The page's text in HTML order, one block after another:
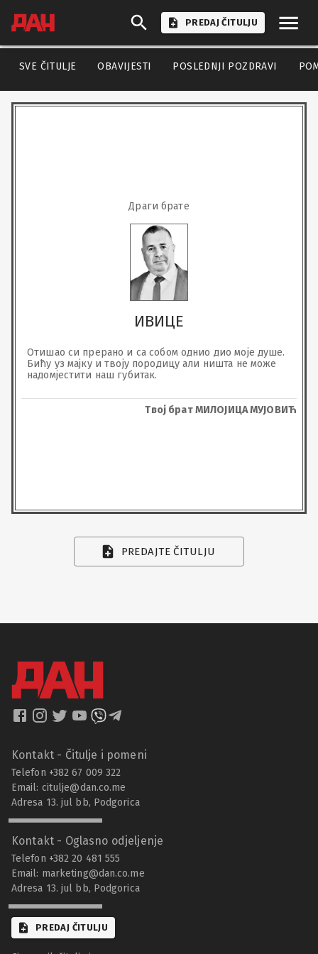
PREDAJ ČITULJU
SVE ČITULJE OBAVIJESTI POSLEDNJI POZDRAVI
Драги брате
ИВИЦЕ
Отишао си прерано и са собом однио дио моје душе.
Бићу уз мајку и твоју породицу али ништа не може
надомјестити наш губитак.
Твој брат МИЛОЈИЦА МУЈОВИЋ
PREDAJTE ČITULJU
Kontakt - Čitulje i pomeni
Telefon +382 67 009 322
Email: citulje@dan.co.me
Adresa 13. jul bb, Podgorica
Kontakt - Oglasno odjeljenje
Telefon +382 20 481 555
Email: marketing@dan.co.me
Adresa 13. jul bb, Podgorica
PREDAJ ČITULJU